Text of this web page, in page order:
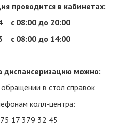
проводится в кабинетах:
с 08:00 до 20:00
с 08:00 до 14:00
диспансеризацию можно:
в стол справок
колл-центра:
17 379 32 45